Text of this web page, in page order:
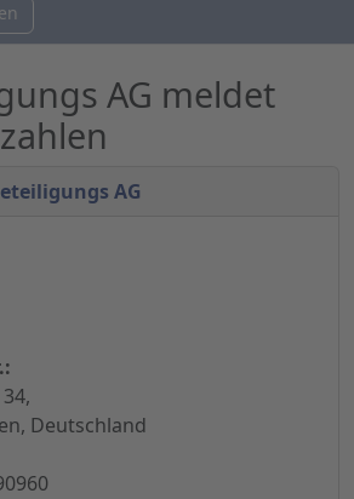
AG meldet
AG
Deutschland